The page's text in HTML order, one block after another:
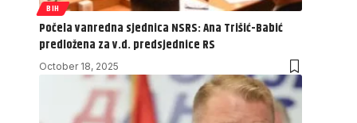
BIH
Počela vanredna sjednica NSRS: Ana Trišić-Babić
predložena za v.d. predsjednice RS
October 18, 2025